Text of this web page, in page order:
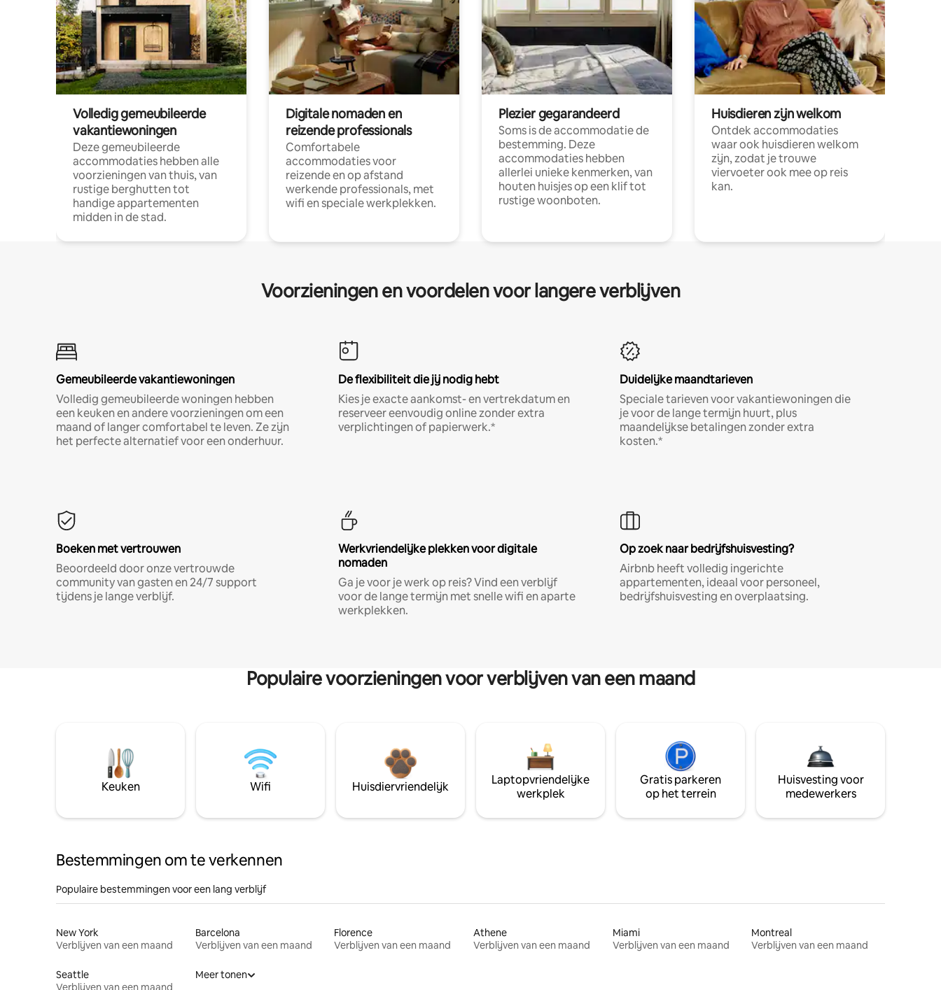
Volledig gemeubileerde
vakantiewoningen
Deze gemeubileerde
accommodaties hebben alle
voorzieningen van thuis, van
rustige berghutten tot
handige appartementen
midden in de stad.
Digitale nomaden en
reizende professionals
Comfortabele
accommodaties voor
reizende en op afstand
werkende professionals, met
wifi en speciale werkplekken.
Plezier gegarandeerd
Soms is de accommodatie de
bestemming. Deze
accommodaties hebben
allerlei unieke kenmerken, van
houten huisjes op een klif tot
rustige woonboten.
Huisdieren zijn welkom
Ontdek accommodaties
waar ook huisdieren welkom
zijn, zodat je trouwe
viervoeter ook mee op reis
kan.
Voorzieningen en voordelen voor langere verblijven
Gemeubileerde vakantiewoningen
Volledig gemeubileerde woningen hebben
een keuken en andere voorzieningen om een
maand of langer comfortabel te leven. Ze zijn
het perfecte alternatief voor een onderhuur.
De flexibiliteit die jij nodig hebt
Kies je exacte aankomst- en vertrekdatum en
reserveer eenvoudig online zonder extra
verplichtingen of papierwerk.*
Duidelijke maandtarieven
Speciale tarieven voor vakantiewoningen die
je voor de lange termijn huurt, plus
maandelijkse betalingen zonder extra
kosten.*
Boeken met vertrouwen
Beoordeeld door onze vertrouwde
community van gasten en 24/7 support
tijdens je lange verblijf.
Werkvriendelijke plekken voor digitale
nomaden
Ga je voor je werk op reis? Vind een verblijf
voor de lange termijn met snelle wifi en aparte
werkplekken.
Op zoek naar bedrijfshuisvesting?
Airbnb heeft volledig ingerichte
appartementen, ideaal voor personeel,
bedrijfshuisvesting en overplaatsing.
Populaire voorzieningen voor verblijven van een maand
Keuken Wifi Huisdiervriendelijk
Laptopvriendelijke
werkplek
Gratis parkeren
op het terrein
Huisvesting voor
medewerkers
Bestemmingen om te verkennen
Populaire bestemmingen voor een lang verblijf
New York
Verblijven van een maand
Barcelona
Verblijven van een maand
Florence
Verblijven van een maand
Athene
Verblijven van een maand
Miami
Verblijven van een maand
Montreal
Verblijven van een maand
Seattle
Verblijven van een maand
Meer tonen